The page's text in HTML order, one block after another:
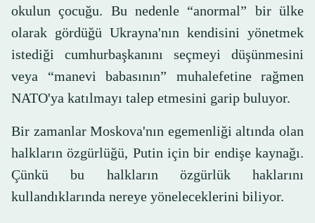
okulun çocuğu. Bu nedenle “anormal” bir ülke
olarak gördüğü Ukrayna'nın kendisini yönetmek
istediği cumhurbaşkanını seçmeyi düşünmesini
veya “manevi babasının” muhalefetine rağmen
NATO'ya katılmayı talep etmesini garip buluyor.
Bir zamanlar Moskova'nın egemenliği altında olan
halkların özgürlüğü, Putin için bir endişe kaynağı.
Çünkü bu halkların özgürlük haklarını
kullandıklarında nereye yöneleceklerini biliyor.